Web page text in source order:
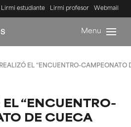
Lirmi estudiante Lirmi profesor Webmail
Menu
EL “ENCUENTRO-
EL “ENCUENTRO-
DE CUECA